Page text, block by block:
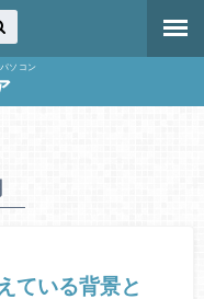
ソコン
ている背景と